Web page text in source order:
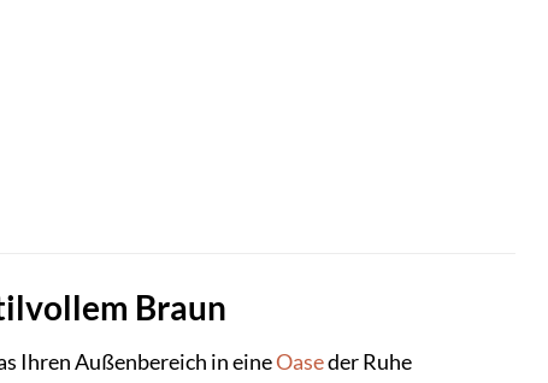
Braun
Ihren Außenbereich in eineOaseder Ruhe